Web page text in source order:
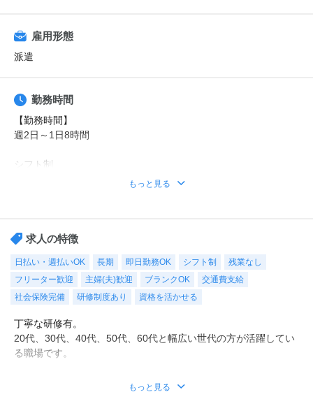
雇用形態
派遣
勤務時間
【勤務時間】
週2日～1日8時間
シフト制
時短や曜日固定などの希望もご相談ください。
②9時00分～18時00分（休憩1時間）
【休日・休暇】
平日のみ、日勤のみ、週2日・・・などご希望をお聞かせくださ
もちろん週5日フルタイムも大歓迎！
シフトも選べるので、あなたに合った働き方をご提案します！
もっと見る
求人の特徴
日払い・週払いOK 長期 即日勤務OK シフト制
残業なし
フリーター歓迎
主婦(夫)歓迎 ブランクOK
交通費支給
社会保険完備
研修制度あり 資格を活かせる
丁寧な研修有。
20代、30代、40代、50代、60代と幅広い世代の方が活躍してい
る職場です。
応募をいただきましたら、こちらより追ってご連絡させていただ
もっと見る